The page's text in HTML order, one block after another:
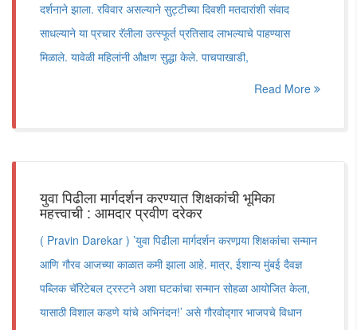
दर्शनाने झाला. रविवार असल्याने सुट्टीच्या दिवशी मतदारांशी संवाद
साधल्याने या प्रचार रॅलीला उत्स्फूर्त प्रतिसाद लाभल्याचे पाहण्यास
मिळाले. यावेळी महिलांनी औक्षण सुद्धा केले. पाचपाखाडी,
Read More
युवा पिढीला मार्गदर्शन करण्यात शिक्षकांची भूमिका
महत्त्वाची : आमदार प्रवीण दरेकर
( Pravin Darekar ) ’युवा पिढीला मार्गदर्शन करणार्‍या शिक्षकांचा सन्मान
आणि गौरव आजच्या काळात कमी झाला आहे. मात्र, ईशान्य मुंबई दैवज्ञ
पब्लिक चॅरिटेबल ट्रस्टने अशा घटकांचा सन्मान सोहळा आयोजित केला,
यासाठी विशाल कडणे यांचे अभिनंदन!’ असे गौरवोद्गार भाजपचे विधान